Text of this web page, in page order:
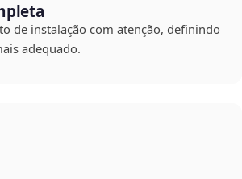
de instalação com atenção, definindo
adequado.